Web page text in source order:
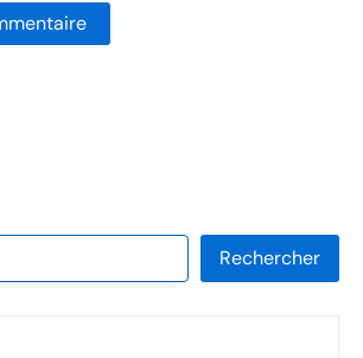
Rechercher